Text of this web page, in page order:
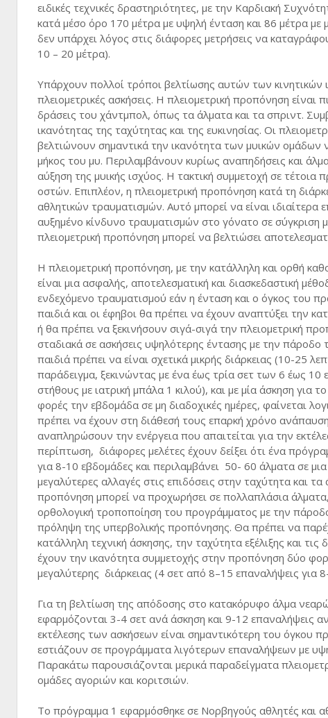
ειδικές τεχνικές δραστηριότητες, με την Καρδιακή
κατά μέσο όρο 170 μέτρα με υψηλή ένταση και 86 μέτρα με
δεν υπάρχει λόγος στις διάφορες μετρήσεις να
10 – 20 μέτρα).
Υπάρχουν πολλοί τρόποι βελτίωσης αυτών των
πλειομετρικές ασκήσεις. Η πλειομετρική προπόνηση είναι
δράσεις του χάντμπολ, όπως τα άλματα και τα σπριντ.
ικανότητας της ταχύτητας και της ευκινησίας. Οι
βελτιώνουν σημαντικά την ικανότητα των μυικών ομάδων
μήκος του μυ. Περιλαμβάνουν κυρίως αναπηδήσεις και
αύξηση της μυικής ισχύος. Η τακτική συμμετοχή σε
οστών. Επιπλέον, η πλειομετρική προπόνηση κατά τη
αθλητικών τραυματισμών. Αυτό μπορεί να είναι
αυξημένο κίνδυνο τραυματισμών στο γόνατο σε σύγκριση
πλειομετρική προπόνηση μπορεί να βελτιώσει
Η πλειομετρική προπόνηση, με την κατάλληλη και ορθή
είναι μια ασφαλής, αποτελεσματική και διασκεδαστική
ενδεχόμενο τραυματισμού εάν η ένταση και ο όγκος του
παιδιά και οι έφηβοι θα πρέπει να έχουν αναπτύξει την
ή θα πρέπει να ξεκινήσουν σιγά-σιγά την πλειομετρική
σταδιακά σε ασκήσεις υψηλότερης έντασης με την
παιδιά πρέπει να είναι σχετικά μικρής διάρκειας (10-25
παράδειγμα, ξεκινώντας με ένα έως τρία σετ των 6 έως
στήθους με ιατρική μπάλα 1 κιλού), και με μία άσκηση
φορές την εβδομάδα σε μη διαδοχικές ημέρες, φαίνεται
πρέπει να έχουν στη διάθεσή τους επαρκή χρόνο
αναπληρώσουν την ενέργεια που απαιτείται για την
περίπτωση, διάφορες μελέτες έχουν δείξει ότι ένα
για 8-10 εβδομάδες και περιλαμβάνει 50- 60 άλματα σε
μεγαλύτερες αλλαγές στις επιδόσεις στην ταχύτητα και
προπόνηση μπορεί να προχωρήσει σε πολλαπλάσια
ορθολογική τροποποίηση του προγράμματος με την
πρόληψη της υπερβολικής προπόνησης. Θα πρέπει να
κατάλληλη τεχνική άσκησης, την ταχύτητα εξέλιξης και
έχουν την ικανότητα συμμετοχής στην προπόνηση δύο
μεγαλύτερης διάρκειας (4 σετ από 8–15 επαναλήψεις για
Για τη βελτίωση της απόδοσης στο κατακόρυφο άλμα
εφαρμόζονται 3-4 σετ ανά άσκηση και 9-12 επαναλήψεις
εκτέλεσης των ασκήσεων είναι σημαντικότερη του όγκου
εστιάζουν σε προγράμματα λιγότερων επαναλήψεων με
Παρακάτω παρουσιάζονται μερικά παραδείγματα
ομάδες αγοριών και κοριτσιών.
Το πρόγραμμα 1 εφαρμόσθηκε σε Νορβηγούς αθλητές και